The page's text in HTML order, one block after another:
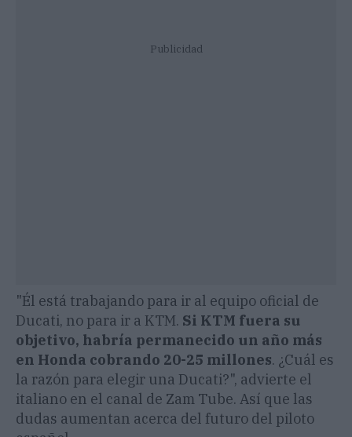
Publicidad
"Él está trabajando para ir al equipo oficial de
Ducati, no para ir a KTM. Si KTM fuera su
objetivo, habría permanecido un año más
en Honda cobrando 20-25 millones. ¿Cuál es
la razón para elegir una Ducati?", advierte el
italiano en el canal de Zam Tube. Así que las
dudas aumentan acerca del futuro del piloto